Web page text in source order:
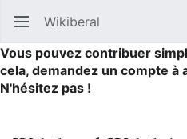
Ouvrir le menu principal Wikiberal
Vous pouvez contribuer
cela, demandez un compte à
N'hésitez pas !